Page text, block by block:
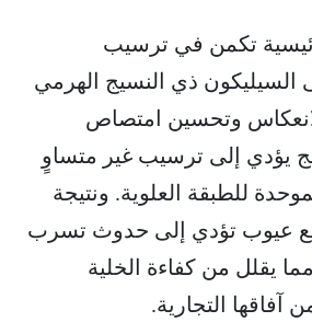
تكمن في ترسيب
السيليكون ذي النسيج الهرمي
وتحسين امتصاص
يؤدي إلى ترسيب غير متساوٍ
للطبقة العلوية. ونتيجة
عيوب تؤدي إلى حدوث تسرب
يقلل من كفاءة الخلية
آفاقها التجارية.